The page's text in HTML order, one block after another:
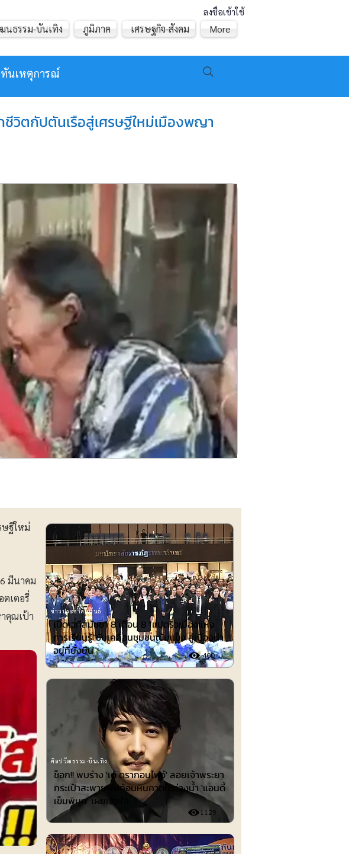
ลงชื่อเข้าใช้
ทันเหตุการณ์
นธรรม-บันเทิง ภูมิภาค เศรษฐกิจ-สังคม More
วิตกัปตันเรือสู่เศรษฐีใหม่เมืองพญา
ษฐีใหม่
มีนาคม
ตเตอรี่
คุณเป้า
เปิดเวทีสมัชชา 8 เดือน 8 “แปดริ้วเมืองแห่ง
การเรียนรู้”ขับเคลื่อนชุมชนเข้มแข็ง สู่เมืองน่า
อยู่ที่ยั่งยืน
400
ข่าวประชาสัมพันธ์
ช็อก!! พบร่าง 'เต้ ดรากอนไฟว์' ลอยเจ้าพระยา
กระเป๋าสะพายพบก้อนหินคาดใช้ถ่วงน้ำ 'แอนดี้
เข็มพิมุก' เผยเสียใจ
1129
ศิลปวัฒธรรม-บันเทิง